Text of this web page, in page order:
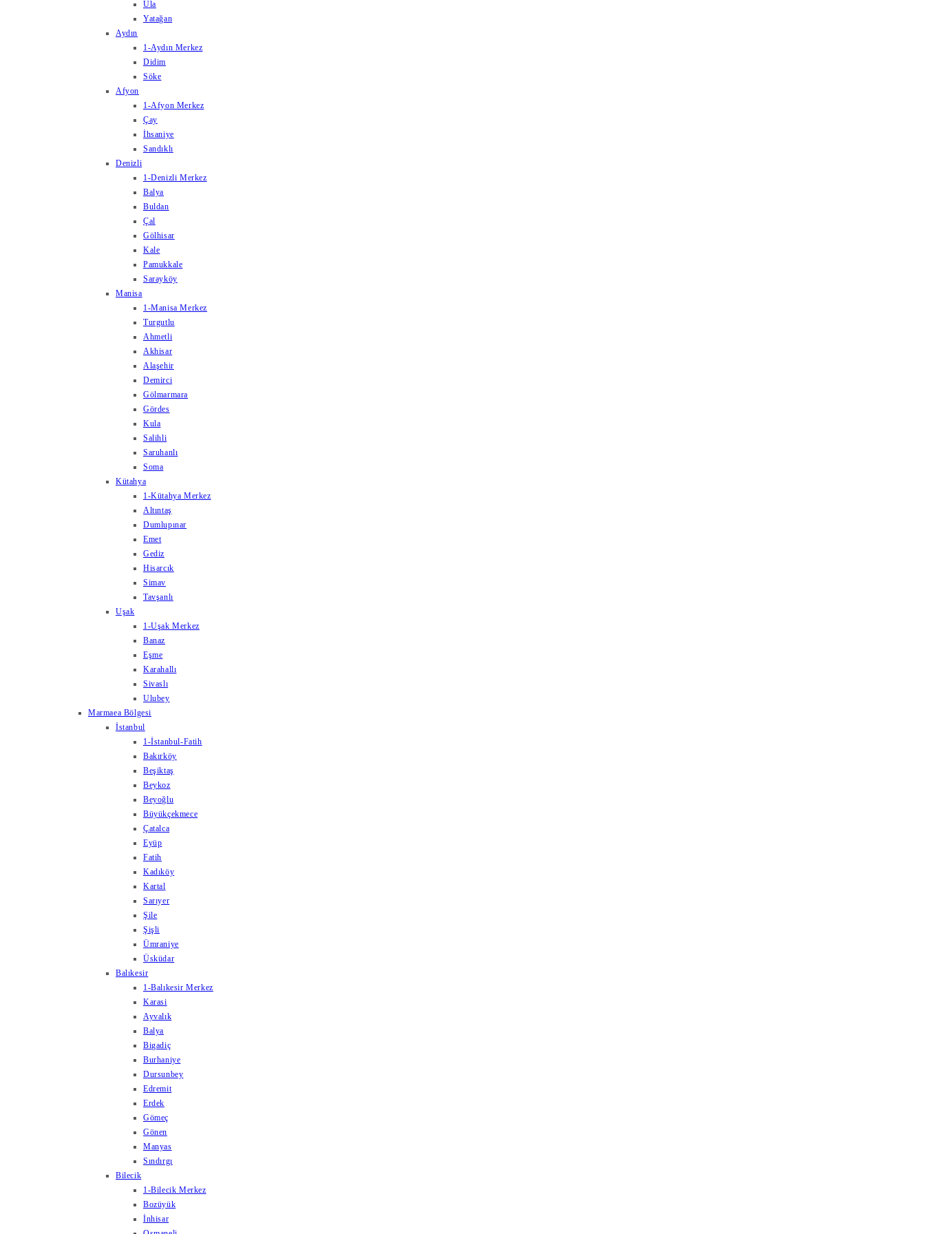
Ula
Yatağan
Aydın
1-Aydın Merkez
Didim
Söke
Afyon
1-Afyon Merkez
Çay
İhsaniye
Sandıklı
Denizli
1-Denizli Merkez
Balya
Buldan
Çal
Gölhisar
Kale
Pamukkale
Sarayköy
Manisa
1-Manisa Merkez
Turgutlu
Ahmetli
Akhisar
Alaşehir
Demirci
Gölmarmara
Gördes
Kula
Salihli
Saruhanlı
Soma
Kütahya
1-Kütahya Merkez
Altıntaş
Dumlupınar
Emet
Gediz
Hisarcık
Simav
Tavşanlı
Uşak
1-Uşak Merkez
Banaz
Eşme
Karahallı
Sivaslı
Ulubey
Marmaea Bölgesi
İstanbul
1-İstanbul-Fatih
Bakırköy
Beşiktaş
Beykoz
Beyoğlu
Büyükçekmece
Çatalca
Eyüp
Fatih
Kadıköy
Kartal
Sarıyer
Şile
Şişli
Ümraniye
Üsküdar
Balıkesir
1-Balıkesir Merkez
Karasi
Ayvalık
Balya
Bigadiç
Burhaniye
Dursunbey
Edremit
Erdek
Gömeç
Gönen
Manyas
Sındırgı
Bilecik
1-Bilecik Merkez
Bozüyük
İnhisar